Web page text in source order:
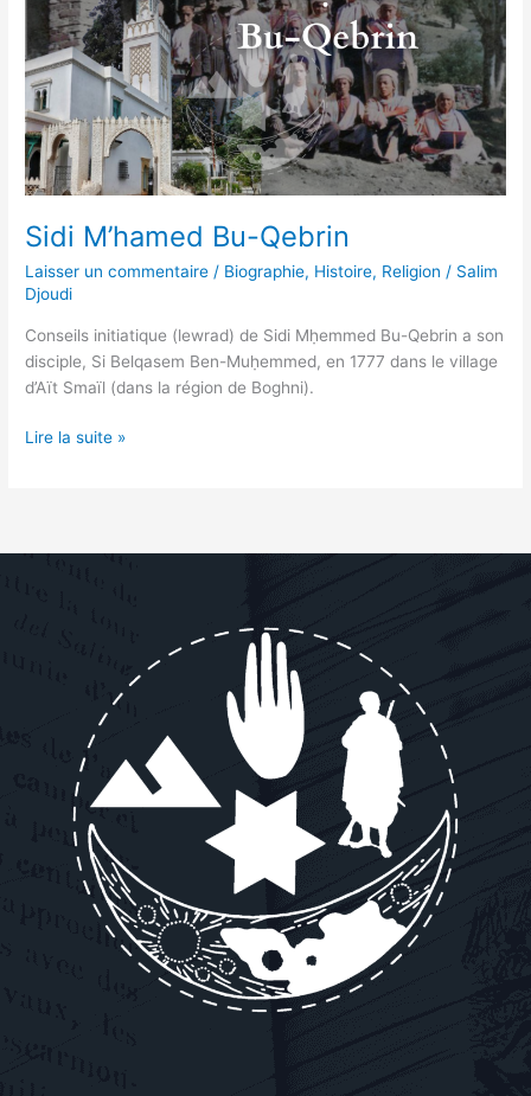
Sidi M’hamed Bu-Qebrin
Laisser un commentaire / Biographie, Histoire, Religion / Salim
Djoudi
Conseils initiatique (lewrad) de Sidi Mḥemmed Bu-Qebrin a son
disciple, Si Belqasem Ben-Muḥemmed, en 1777 dans le village
d’Aït Smaïl (dans la région de Boghni).
Qebrin
Lire la suite »